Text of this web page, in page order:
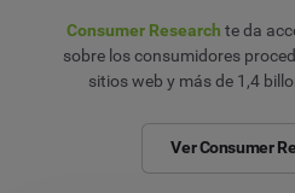
Consumer Research te da
sobre los consumidores
sitios web y más de 1,4
Ver Consumer